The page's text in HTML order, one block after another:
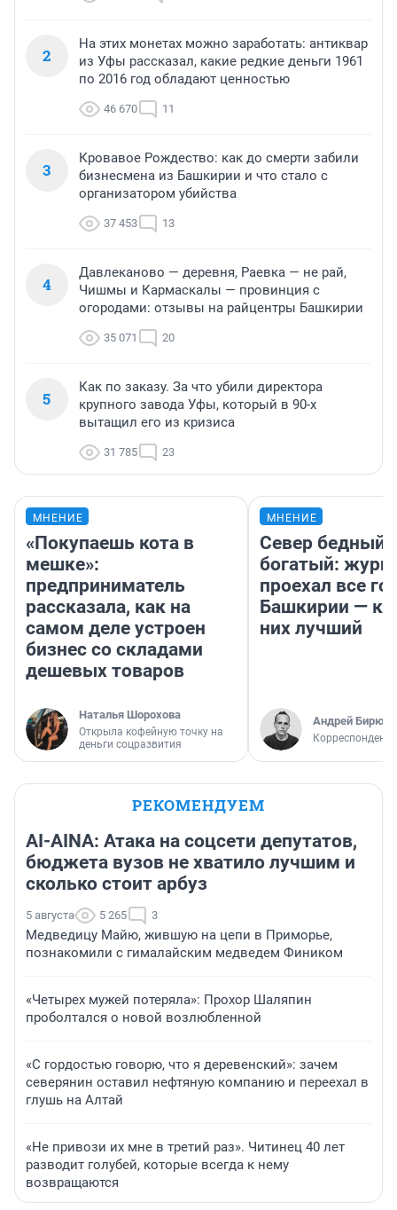
2
На этих монетах можно заработать: антиквар
из Уфы рассказал, какие редкие деньги 1961
по 2016 год обладают ценностью
46 670 11
3
Кровавое Рождество: как до смерти забили
бизнесмена из Башкирии и что стало с
организатором убийства
37 453 13
4
Давлеканово — деревня, Раевка — не рай,
Чишмы и Кармаскалы — провинция с
огородами: отзывы на райцентры Башкирии
35 071 20
5
Как по заказу. За что убили директора
крупного завода Уфы, который в 90-х
вытащил его из кризиса
31 785 23
МНЕНИЕ
«Покупаешь кота в
мешке»:
предприниматель
рассказала, как на
самом деле устроен
бизнес со складами
дешевых товаров
Наталья Шорохова
Открыла кофейную точку на
деньги соцразвития
МНЕНИЕ
Север бедный,
богатый:
проехал все
Башкирии —
них лучший
Андрей
Корреспондент
РЕКОМЕНДУЕМ
AI-AINA: Атака на соцсети депутатов,
бюджета вузов не хватило лучшим и
сколько стоит арбуз
5 августа 5 265 3
Медведицу Майю, жившую на цепи в Приморье,
познакомили с гималайским медведем Фиником
«Четырех мужей потеряла»: Прохор Шаляпин
проболтался о новой возлюбленной
«С гордостью говорю, что я деревенский»: зачем
северянин оставил нефтяную компанию и переехал в
глушь на Алтай
«Не привози их мне в третий раз». Читинец 40 лет
разводит голубей, которые всегда к нему
возвращаются